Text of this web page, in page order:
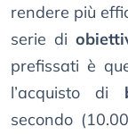
rendere più
serie di
prefissati è
l’acquisto di
secondo